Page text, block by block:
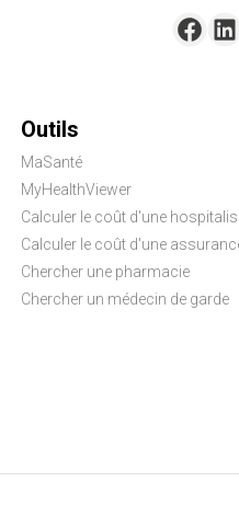
Outils
MaSanté
MyHealthViewer
Calculer le coût d'une
Calculer le coût d'une
Chercher une pharmacie
Chercher un médecin de garde